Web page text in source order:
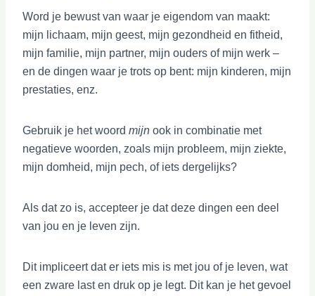
Word je bewust van waar je eigendom van maakt:
mijn lichaam, mijn geest, mijn gezondheid en fitheid,
mijn familie, mijn partner, mijn ouders of mijn werk –
en de dingen waar je trots op bent: mijn kinderen, mijn
prestaties, enz.
Gebruik je het woord mijn ook in combinatie met
negatieve woorden, zoals mijn probleem, mijn ziekte,
mijn domheid, mijn pech, of iets dergelijks?
Als dat zo is, accepteer je dat deze dingen een deel
van jou en je leven zijn.
Dit impliceert dat er iets mis is met jou of je leven, wat
een zware last en druk op je legt. Dit kan je het gevoel